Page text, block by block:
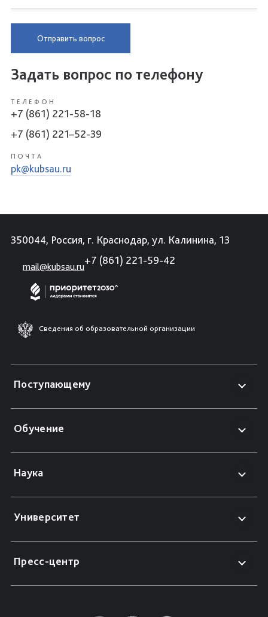
Отправить вопрос
Задать вопрос по телефону
ТЕЛЕФОН
+7 (861) 221-58-18
+7 (861) 221–52-39
ПОЧТА
pk@kubsau.ru
350044, Россия, г. Краснодар, ул. Калинина, 13
mail@kubsau.ru
+7 (861) 221-59-42
Сведения об образовательной организации
Поступающему
Обучение
Наука
Университет
Пресс-центр